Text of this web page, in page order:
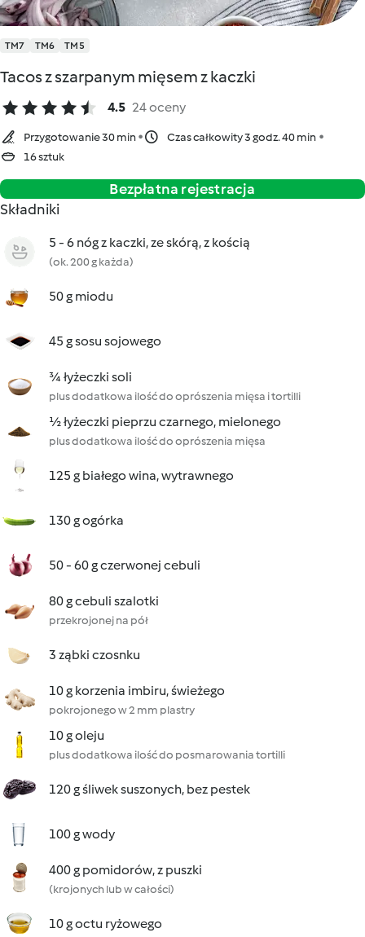
TM7 TM6 TM5
Tacos z szarpanym mięsem z kaczki
4.5 24 oceny
Przygotowanie 30 min
Czas całkowity 3 godz. 40 min
16 sztuk
Bezpłatna rejestracja
Składniki
5 - 6 nóg z kaczki, ze skórą, z kością
(ok. 200 g każda)
50 g miodu
45 g sosu sojowego
¾ łyżeczki soli
plus dodatkowa ilość do oprószenia mięsa i tortilli
½ łyżeczki pieprzu czarnego, mielonego
plus dodatkowa ilość do oprószenia mięsa
125 g białego wina, wytrawnego
130 g ogórka
50 - 60 g czerwonej cebuli
80 g cebuli szalotki
przekrojonej na pół
3 ząbki czosnku
10 g korzenia imbiru, świeżego
pokrojonego w 2 mm plastry
10 g oleju
plus dodatkowa ilość do posmarowania tortilli
120 g śliwek suszonych, bez pestek
100 g wody
400 g pomidorów, z puszki
(krojonych lub w całości)
10 g octu ryżowego